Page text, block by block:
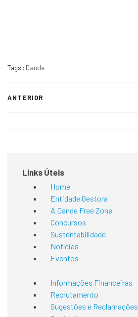
Tags : Dande
ANTERIOR
Links Úteis
Home
Entidade Gestora
A Dande Free Zone
Concursos
Sustentabilidade
Notícias
Eventos
Informações Financeiras
Recrutamento
Sugestões e Reclamações